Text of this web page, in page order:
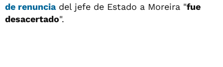
de renunciadel jefe de Estado a Moreira "fue
desacertado".